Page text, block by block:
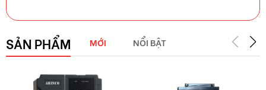
SẢN PHẨM MỚI NỔI BẬT